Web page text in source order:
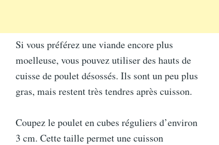
Si vous préférez une viande encore plus
moelleuse, vous pouvez utiliser des hauts de
cuisse de poulet désossés. Ils sont un peu plus
gras, mais restent très tendres après cuisson.
Coupez le poulet en cubes réguliers d’environ
3 cm. Cette taille permet une cuisson